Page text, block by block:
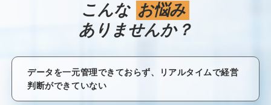
こんな お悩み
ありませんか？
データを一元管理できておらず、リアルタイムで経営
判断ができていない